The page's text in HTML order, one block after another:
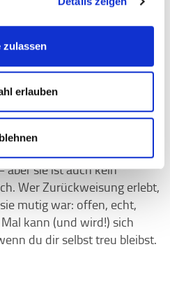
zulassen
erlauben
Dating entspannter und
Challenge ist sicherlich
hast du ja Lust, sie
aber sie ist auch kein
Wer Zurückweisung erlebt,
mutig war: offen, echt,
kann (und wird!) sich
du dir selbst treu bleibst.